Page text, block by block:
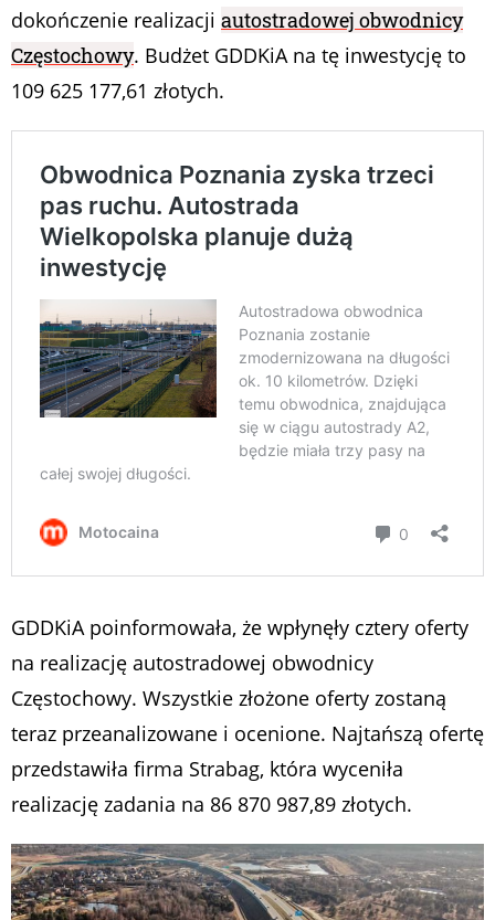
dokończenie realizacji autostradowej obwodnicy
Częstochowy. Budżet GDDKiA na tę inwestycję to
109 625 177,61 złotych.
GDDKiA poinformowała, że wpłynęły cztery oferty
na realizację autostradowej obwodnicy
Częstochowy. Wszystkie złożone oferty zostaną
teraz przeanalizowane i ocenione. Najtańszą ofertę
przedstawiła firma Strabag, która wyceniła
realizację zadania na 86 870 987,89 złotych.